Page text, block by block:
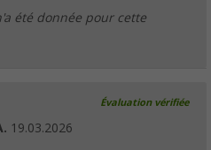
été donnée pour cette
Évaluation vérifiée
19.03.2026